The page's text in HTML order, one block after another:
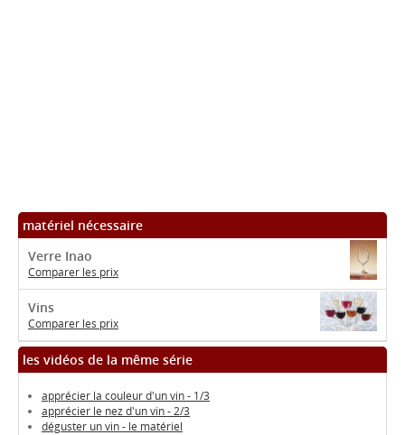
matériel nécessaire
Verre Inao
Comparer les prix
Vins
Comparer les prix
les vidéos de la même série
apprécier la couleur d'un vin - 1/3
apprécier le nez d'un vin - 2/3
déguster un vin - le matériel